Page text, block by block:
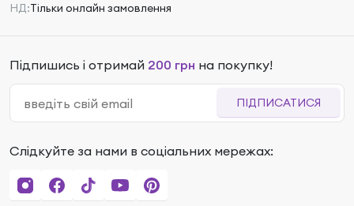
НД:Тільки онлайн замовлення
Підпишись і отримай 200 грн на покупку!
ПІДПИСАТИСЯ
Слідкуйте за нами в соціальних мережах: